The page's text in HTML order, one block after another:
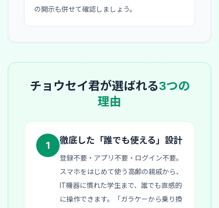
の開示も併せて確認しましょう。
チョウセイ君が選ばれる3つの
理由
1 徹底した「誰でも使える」設計
登録不要・アプリ不要・ログイン不要。
スマホをはじめて使う高齢の親戚から、
IT機器に慣れた学生まで、誰でも直感的
に操作できます。「ガラケーから乗り換